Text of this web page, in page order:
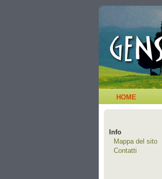
HOME
Info
Mappa del sito
Contatti